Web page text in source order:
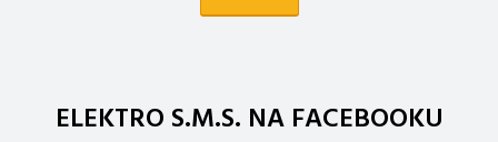
ELEKTRO S.M.S. NA FACEBOOKU